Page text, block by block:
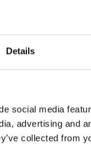
Details
social media
advertising and
collected from
ΑΝΩ ΤΩΝ 35
λεπτή αλυσίδα